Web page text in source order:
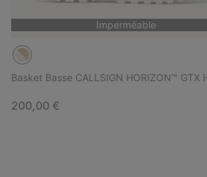
Imperméable
Basket Basse CALLSIGN HORIZON™ GTX
Regular price:
200,00 €